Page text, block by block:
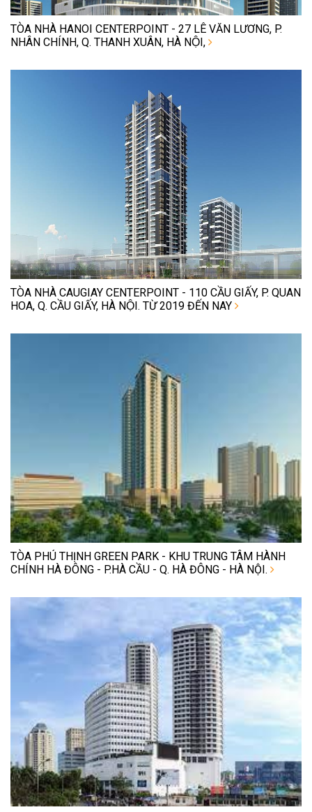
TÒA NHÀ HANOI CENTERPOINT - 27 LÊ VĂN LƯƠNG, P.
NHÂN CHÍNH, Q. THANH XUÂN, HÀ NỘI,
TÒA NHÀ CAUGIAY CENTERPOINT - 110 CẦU GIẤY, P. QUAN
HOA, Q. CẦU GIẤY, HÀ NỘI. TỪ 2019 ĐẾN NAY
TÒA PHÚ THỊNH GREEN PARK - KHU TRUNG TÂM HÀNH
CHÍNH HÀ ĐÔNG - P.HÀ CẦU - Q. HÀ ĐÔNG - HÀ NỘI.